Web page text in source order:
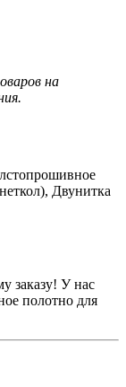
на
Двунитка
заказу! У нас
полотно для